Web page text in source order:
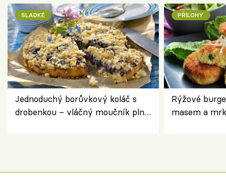
SLADKÉ
Jednoduchý borůvkový koláč s
drobenkou – vláčný moučník plný
PŘÍLOHY
Rýžové
masem a